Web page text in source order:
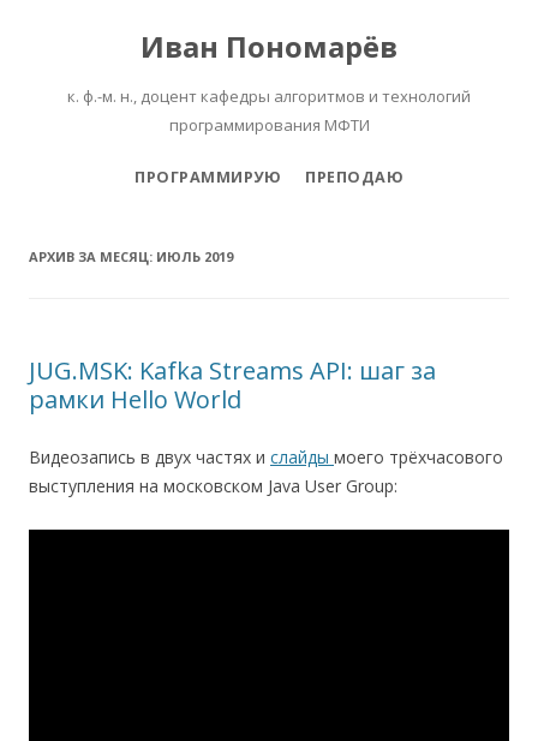
Иван Пономарёв
к. ф.-м. н., доцент кафедры алгоритмов и технологий
программирования МФТИ
Перейти к содержимому
ПРОГРАММИРУЮ ПРЕПОДАЮ
АРХИВ ЗА МЕСЯЦ: ИЮЛЬ 2019
JUG.MSK: Kafka Streams API: шаг за
рамки Hello World
Видеозапись в двух частях и слайды моего трёхчасового
выступления на московском Java User Group: